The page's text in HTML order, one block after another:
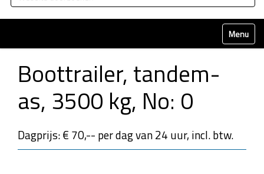
Klap
Boottrailer, tandem-
as, 3500 kg, No: 0
Dagprijs: € 70,-- per dag van 24 uur, incl. btw.